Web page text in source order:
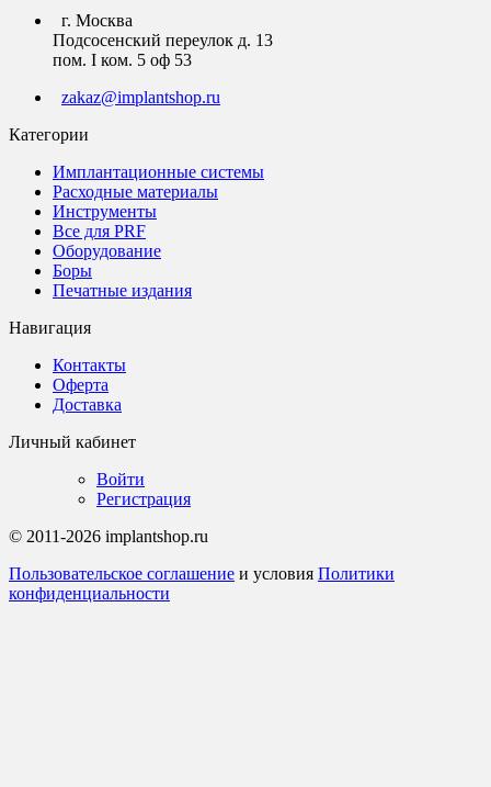
г. Москва
Подсосенский переулок д. 13
пом. I ком. 5 оф 53
zakaz@implantshop.ru
Категории
Имплантационные системы
Расходные материалы
Инструменты
Все для PRF
Оборудование
Боры
Печатные издания
Навигация
Контакты
Оферта
Доставка
Личный кабинет
Войти
Регистрация
© 2011-2026 implantshop.ru
Пользовательское соглашение и условия Политики
конфиденциальности